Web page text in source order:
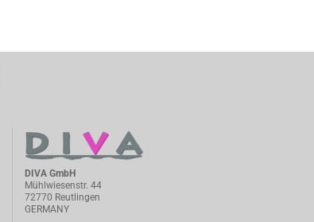
DIVA GmbH
Mühlwiesenstr. 44
72770 Reutlingen
GERMANY